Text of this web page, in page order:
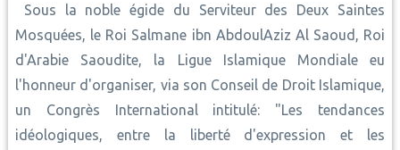
Sous la noble égide du Serviteur des Deux Saintes
Mosquées, le Roi Salmane ibn AbdoulAziz Al Saoud, Roi
d'Arabie Saoudite, la Ligue Islamique Mondiale eu
l'honneur d'organiser, via son Conseil de Droit Islamique,
un Congrès International intitulé: "Les tendances
idéologiques, entre la liberté d'expression et les